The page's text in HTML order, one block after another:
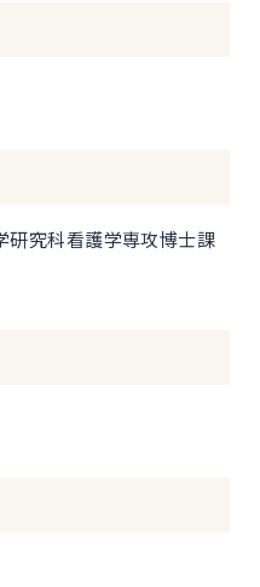
研究科看護学専攻博士課